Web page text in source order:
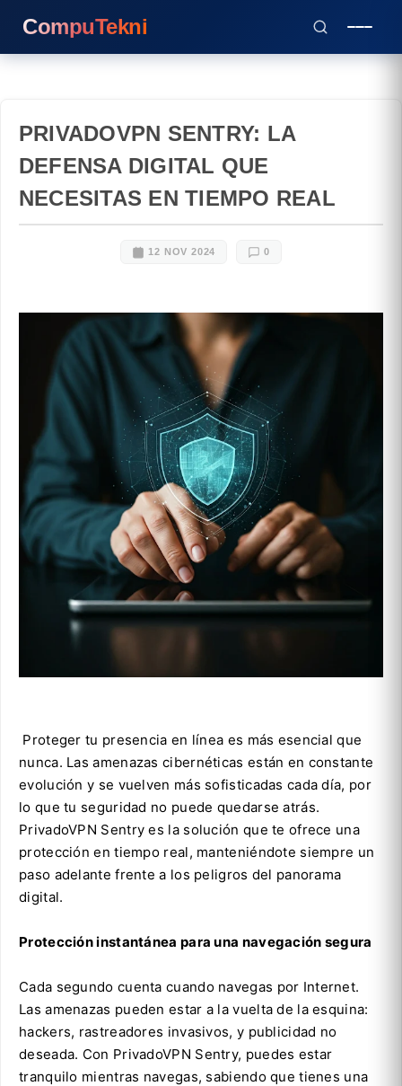
CompuTekni
PRIVADOVPN SENTRY: LA
DEFENSA DIGITAL QUE
NECESITAS EN TIEMPO REAL
12 NOV 2024 0
Proteger tu presencia en línea es más esencial que
nunca. Las amenazas cibernéticas están en constante
evolución y se vuelven más sofisticadas cada día, por
lo que tu seguridad no puede quedarse atrás.
PrivadoVPN Sentry es la solución que te ofrece una
protección en tiempo real, manteniéndote siempre un
paso adelante frente a los peligros del panorama
digital.
Protección instantánea para una navegación segura
Cada segundo cuenta cuando navegas por Internet.
Las amenazas pueden estar a la vuelta de la esquina:
hackers, rastreadores invasivos, y publicidad no
deseada. Con PrivadoVPN Sentry, puedes estar
tranquilo mientras navegas, sabiendo que tienes una